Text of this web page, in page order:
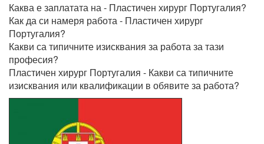
Каква е заплатата на - Пластичен хирург Португалия?
Как да си намеря работа - Пластичен хирург
Португалия?
Какви са типичните изисквания за работа за тази
професия?
Пластичен хирург Португалия - Какви са типичните
изисквания или квалификации в обявите за работа?